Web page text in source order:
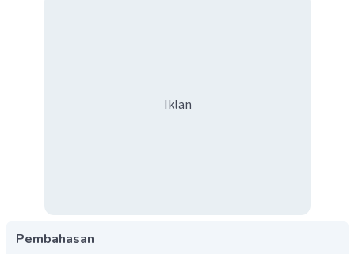
Iklan
Pembahasan